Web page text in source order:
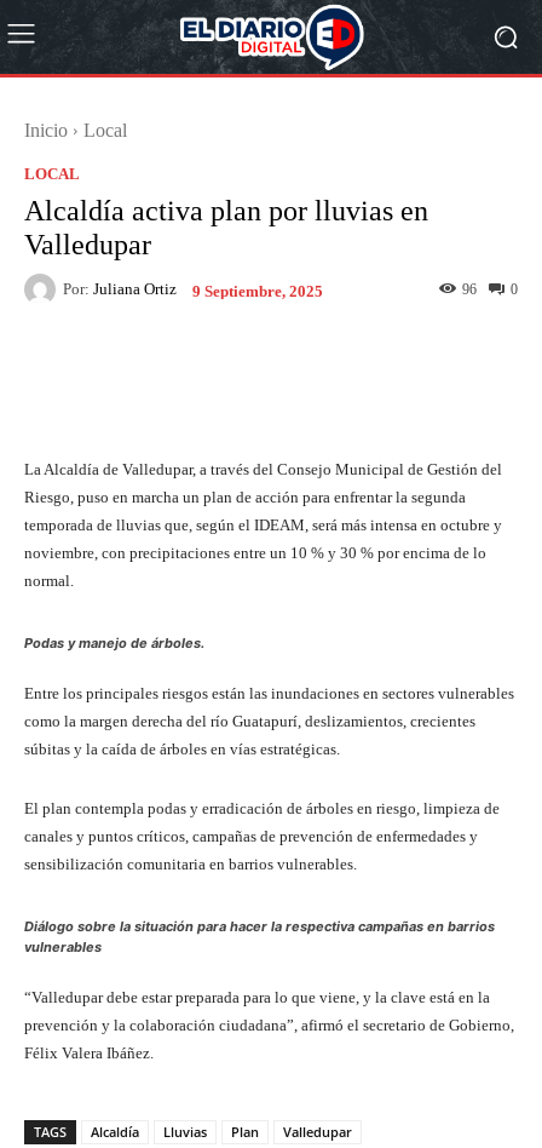
Inicio Local
LOCAL
Alcaldía activa plan por lluvias en
Valledupar
Por: Juliana Ortiz 9 Septiembre, 2025 0
96
La Alcaldía de Valledupar, a través del Consejo Municipal de Gestión del
Riesgo, puso en marcha un plan de acción para enfrentar la segunda
temporada de lluvias que, según el IDEAM, será más intensa en octubre y
noviembre, con precipitaciones entre un 10 % y 30 % por encima de lo
normal.
Podas y manejo de árboles.
Entre los principales riesgos están las inundaciones en sectores vulnerables
como la margen derecha del río Guatapurí, deslizamientos, crecientes
súbitas y la caída de árboles en vías estratégicas.
El plan contempla podas y erradicación de árboles en riesgo, limpieza de
canales y puntos críticos, campañas de prevención de enfermedades y
sensibilización comunitaria en barrios vulnerables.
Diálogo sobre la situación para hacer la respectiva campañas en barrios
vulnerables
“Valledupar debe estar preparada para lo que viene, y la clave está en la
prevención y la colaboración ciudadana”, afirmó el secretario de Gobierno,
Félix Valera Ibáñez.
TAGS Alcaldía Lluvias Plan Valledupar